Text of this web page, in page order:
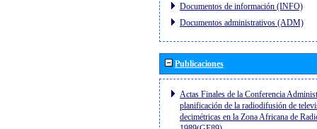
Documentos de información (INFO)
Documentos administrativos (ADM)
Publicaciones
Actas Finales de la Conferencia
planificación de la radiodifusión de
decimétricas en la Zona Africana de